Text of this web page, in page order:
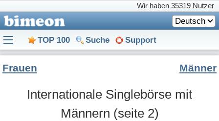
Wir haben 35319 Nutzer
Deutsch
TOP 100 Suche Support
Internationale Singlebörse mit
Männern (seite 2)
Frauen Männer